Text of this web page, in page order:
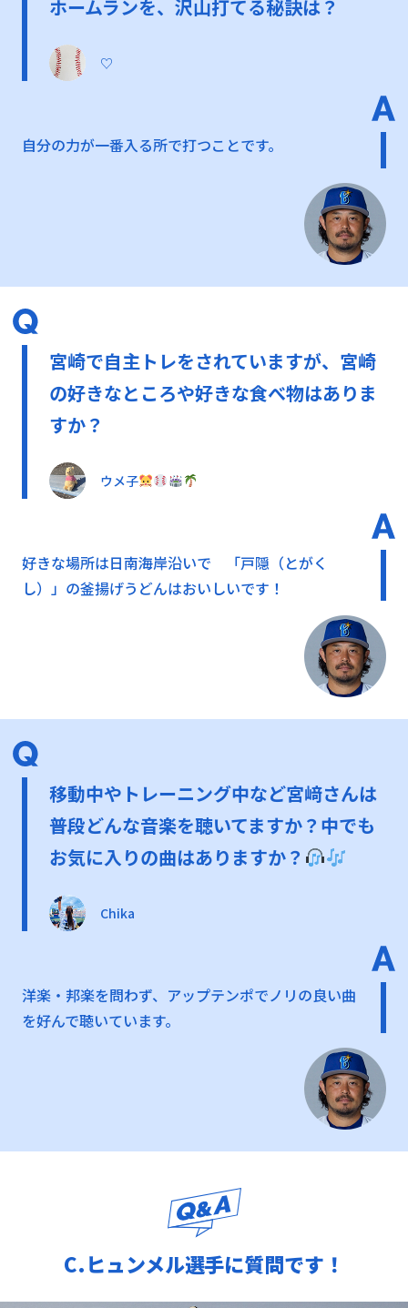
ホームランを、沢山打てる秘訣は？
♡
自分の力が一番入る所で打つことです。
宮崎で自主トレをされていますが、宮崎
の好きなところや好きな食べ物はありま
すか？
ウメ子
好きな場所は日南海岸沿いで 「戸隠（とがく
し）」の釜揚げうどんはおいしいです！
移動中やトレーニング中など宮﨑さんは
普段どんな音楽を聴いてますか？中でも
お気に入りの曲はありますか？
Chika
洋楽・邦楽を問わず、アップテンポでノリの良い曲
を好んで聴いています。
C.ヒュンメル選手に質問です！